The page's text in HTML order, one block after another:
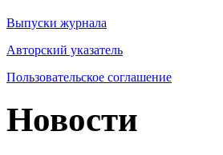
Выпуски журнала
Авторский указатель
Пользовательское соглашение
Новости